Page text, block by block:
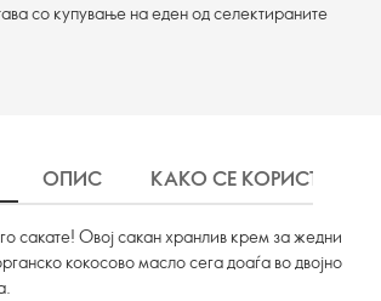
со купување на еден од селектираните
ОПИС КАКО СЕ КОРИСТИ
сакате! Овој сакан хранлив крем за жедни
кокосово масло сега доаѓа во двојно